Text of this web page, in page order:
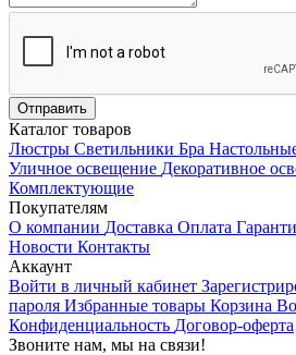
Каталог товаров
Люстры Светильники Бра
Уличное освещение Декоративное
Комплектующие
Покупателям
О компании Доставка Оплата
Новости Контакты
Аккаунт
Войти в личный кабинет
пароля Избранные товары Корзина
Конфиденциальность Договор-оферта
Звоните нам, мы на связи!